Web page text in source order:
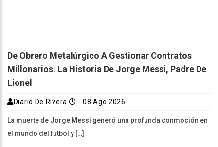
De Obrero Metalúrgico A Gestionar Contratos
Millonarios: La Historia De Jorge Messi, Padre De
Lionel
Diario De Rivera 08 Ago 2026
La muerte de Jorge Messi generó una profunda conmoción en
el mundo del fútbol y […]